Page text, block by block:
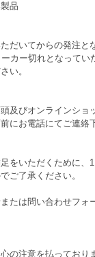
品
だいてからの発注と
カー切れとなって
い。
及びオンラインショ
にお電話にてご連絡
をいただくために
ご了承ください。
たは問い合わせフ
の注意を払ってお